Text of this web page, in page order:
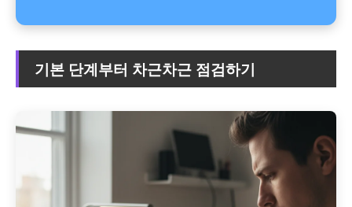
기본 단계부터 차근차근 점검하기